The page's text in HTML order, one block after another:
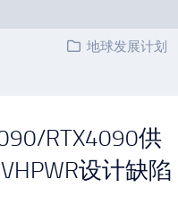
地球发展计划
RTX4090供
设计缺陷